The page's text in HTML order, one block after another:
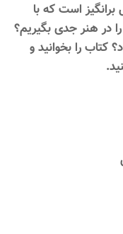
است که با
در هنر جدی بگیریم؟
را بخوانید و